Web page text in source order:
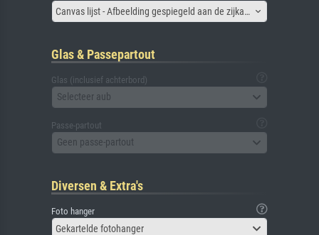
Canvas lijst - Afbeelding gespiegeld aan de zijkant
Glas & Passepartout
Glas (inclusief achterbord)
Selecteer aub
Passe-partout
Geen passe-partout
Diversen & Extra's
Foto hanger
Gekartelde fotohanger